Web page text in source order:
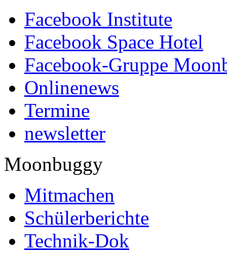
Facebook Institute
Facebook Space Hotel
Facebook-Gruppe
Onlinenews
Termine
newsletter
Moonbuggy
Mitmachen
Schülerberichte
Technik-Dok